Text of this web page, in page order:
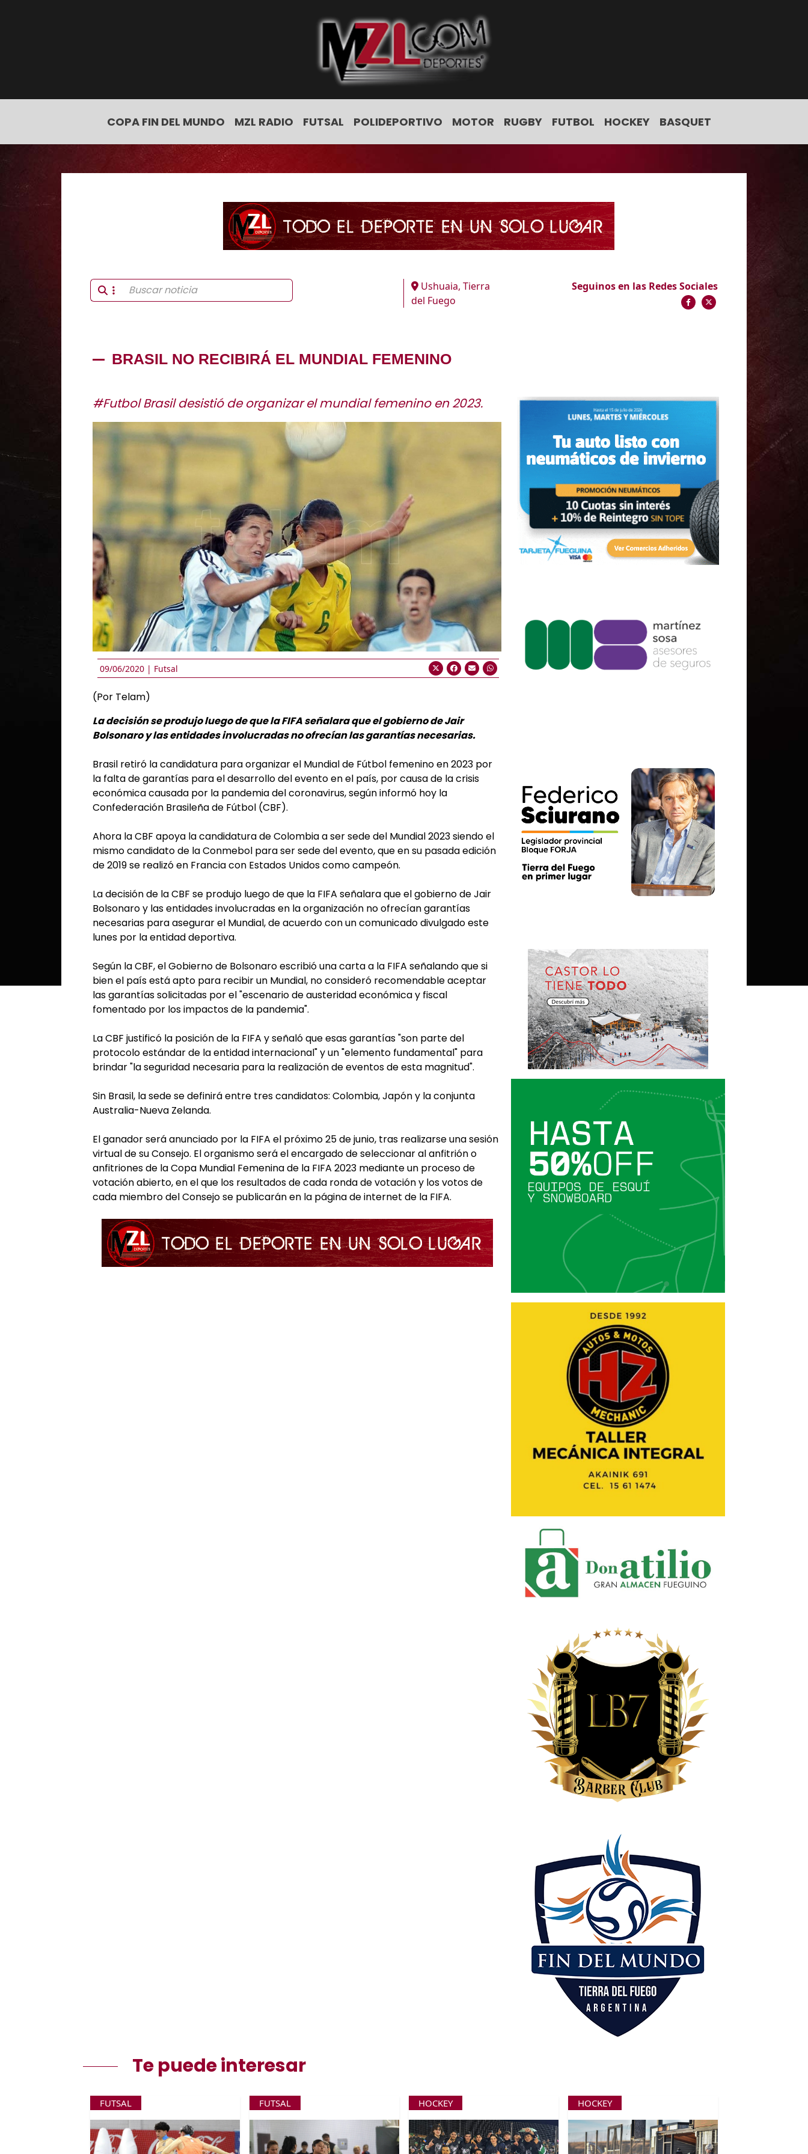
COPA FIN DEL MUNDO MZL RADIO FUTSAL POLIDEPORTIVO MOTOR RUGBY FUTBOL HOCKEY BASQUET
Ushuaia, Tierra
del Fuego
Seguinos en las Redes Sociales
BRASIL NO RECIBIRÁ EL MUNDIAL FEMENINO
#Futbol Brasil desistió de organizar el mundial femenino en 2023.
09/06/2020 | Futsal
(Por Telam)
La decisión se produjo luego de que la FIFA señalara que el gobierno de Jair
Bolsonaro y las entidades involucradas no ofrecían las garantías necesarias.
Brasil retiró la candidatura para organizar el Mundial de Fútbol femenino en 2023 por
la falta de garantías para el desarrollo del evento en el país, por causa de la crisis
económica causada por la pandemia del coronavirus, según informó hoy la
Confederación Brasileña de Fútbol (CBF).
Ahora la CBF apoya la candidatura de Colombia a ser sede del Mundial 2023 siendo el
mismo candidato de la Conmebol para ser sede del evento, que en su pasada edición
de 2019 se realizó en Francia con Estados Unidos como campeón.
La decisión de la CBF se produjo luego de que la FIFA señalara que el gobierno de Jair
Bolsonaro y las entidades involucradas en la organización no ofrecían garantías
necesarias para asegurar el Mundial, de acuerdo con un comunicado divulgado este
lunes por la entidad deportiva.
Según la CBF, el Gobierno de Bolsonaro escribió una carta a la FIFA señalando que si
bien el país está apto para recibir un Mundial, no consideró recomendable aceptar
las garantías solicitadas por el "escenario de austeridad económica y fiscal
fomentado por los impactos de la pandemia".
La CBF justificó la posición de la FIFA y señaló que esas garantías "son parte del
protocolo estándar de la entidad internacional" y un "elemento fundamental" para
brindar "la seguridad necesaria para la realización de eventos de esta magnitud".
Sin Brasil, la sede se definirá entre tres candidatos: Colombia, Japón y la conjunta
Australia-Nueva Zelanda.
El ganador será anunciado por la FIFA el próximo 25 de junio, tras realizarse una sesión
virtual de su Consejo. El organismo será el encargado de seleccionar al anfitrión o
anfitriones de la Copa Mundial Femenina de la FIFA 2023 mediante un proceso de
votación abierto, en el que los resultados de cada ronda de votación y los votos de
cada miembro del Consejo se publicarán en la página de internet de la FIFA.
Te puede interesar
FUTSAL FUTSAL HOCKEY HOCKEY